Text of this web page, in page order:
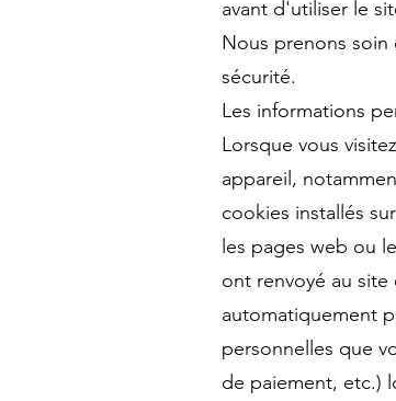
avant d'utiliser le
Nous prenons soin
sécurité.
Les informations
Lorsque vous
appareil,
cookies installés
les pages web ou
ont renvoyé au
automatiquement
personnelles que
de paiement, etc.)